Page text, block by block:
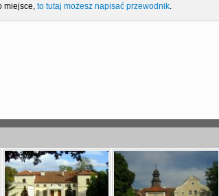
to tutaj możesz napisać przewodnik